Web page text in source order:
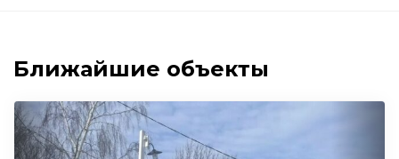
Ближайшие объекты